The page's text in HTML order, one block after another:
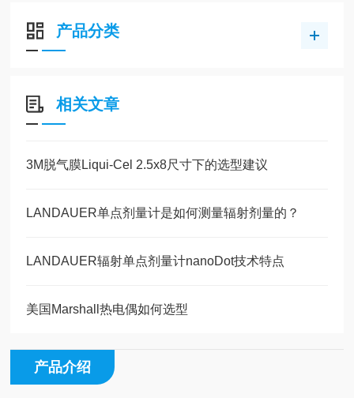
产品分类
相关文章
3M脱气膜Liqui-Cel 2.5x8尺寸下的选型建议
LANDAUER单点剂量计是如何测量辐射剂量的？
LANDAUER辐射单点剂量计nanoDot技术特点
美国Marshall热电偶如何选型
产品介绍